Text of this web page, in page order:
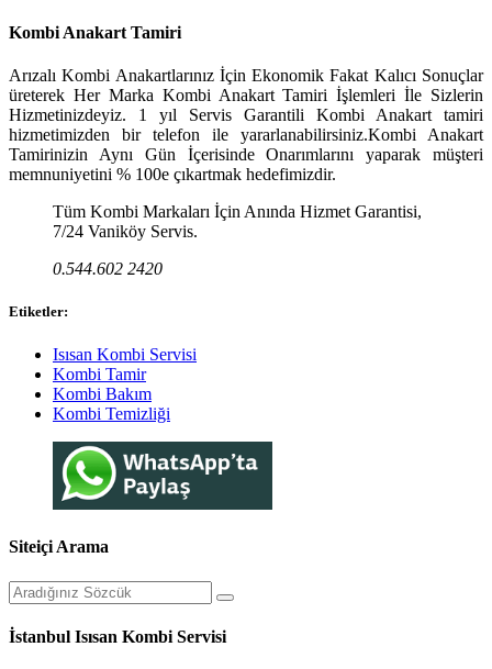
Kombi Anakart Tamiri
Arızalı Kombi Anakartlarınız İçin Ekonomik Fakat Kalıcı Sonuçlar
üreterek Her Marka Kombi Anakart Tamiri İşlemleri İle Sizlerin
Hizmetinizdeyiz. 1 yıl Servis Garantili Kombi Anakart tamiri
hizmetimizden bir telefon ile yararlanabilirsiniz.Kombi Anakart
Tamirinizin Aynı Gün İçerisinde Onarımlarını yaparak müşteri
memnuniyetini % 100e çıkartmak hedefimizdir.
Tüm Kombi Markaları İçin Anında Hizmet Garantisi,
7/24 Vaniköy Servis.
0.544.602 2420
Etiketler:
Isısan Kombi Servisi
Kombi Tamir
Kombi Bakım
Kombi Temizliği
Siteiçi Arama
İstanbul Isısan Kombi Servisi